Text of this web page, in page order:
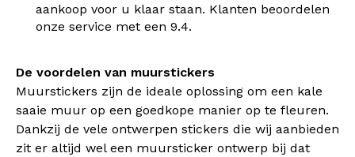
aankoop voor u klaar staan. Klanten beoordelen
onze service met een 9.4.
De voordelen van muurstickers
Muurstickers zijn de ideale oplossing om een kale
saaie muur op een goedkope manier op te fleuren.
Dankzij de vele ontwerpen stickers die wij aanbieden
zit er altijd wel een muursticker ontwerp bij dat